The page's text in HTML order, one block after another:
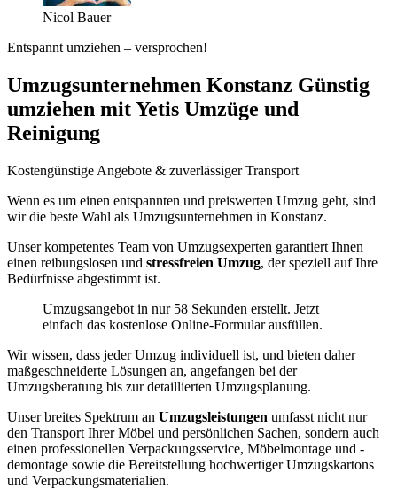
Nicol Bauer
Entspannt umziehen – versprochen!
Umzugsunternehmen Konstanz Günstig
umziehen mit Yetis Umzüge und
Reinigung
Kostengünstige Angebote & zuverlässiger Transport
Wenn es um einen entspannten und preiswerten Umzug geht, sind
wir die beste Wahl als Umzugsunternehmen in Konstanz.
Unser kompetentes Team von Umzugsexperten garantiert Ihnen
einen reibungslosen und stressfreien Umzug, der speziell auf Ihre
Bedürfnisse abgestimmt ist.
Umzugsangebot in nur 58 Sekunden erstellt. Jetzt
einfach das kostenlose Online-Formular ausfüllen.
Wir wissen, dass jeder Umzug individuell ist, und bieten daher
maßgeschneiderte Lösungen an, angefangen bei der
Umzugsberatung bis zur detaillierten Umzugsplanung.
Unser breites Spektrum an Umzugsleistungen umfasst nicht nur
den Transport Ihrer Möbel und persönlichen Sachen, sondern auch
einen professionellen Verpackungsservice, Möbelmontage und -
demontage sowie die Bereitstellung hochwertiger Umzugskartons
und Verpackungsmaterialien.